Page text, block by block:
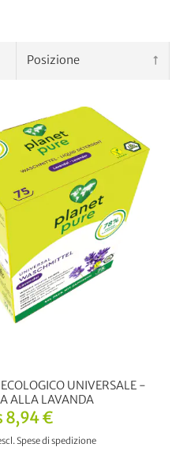
8,94 €
Spese di spedizione
UNIVERSALE -
ALLA LAVANDA